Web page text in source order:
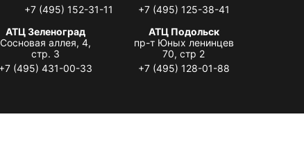
+7 (495) 152-31-11
+7 (495) 125-38-41
АТЦ Зеленоград
Сосновая аллея, 4,
стр. 3
+7 (495) 431-00-33
АТЦ Подольск
пр-т Юных ленинцев
70, стр 2
+7 (495) 128-01-88